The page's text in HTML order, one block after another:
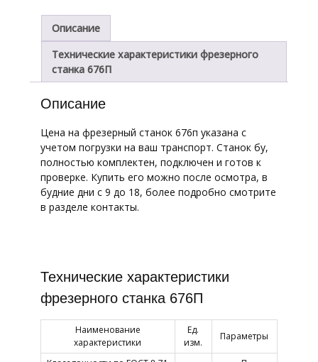
Описание
Технические характеристики фрезерного
станка 676П
Описание
Цена на фрезерный станок 676п указана с
учетом погрузки на ваш транспорт. Станок бу,
полностью комплектен, подключен и готов к
проверке. Купить его можно после осмотра, в
будние дни с 9 до 18, более подробно смотрите
в разделе контакты.
Технические характеристики
фрезерного станка 676П
Наименование
характеристики
Ед.
изм.
Параметры